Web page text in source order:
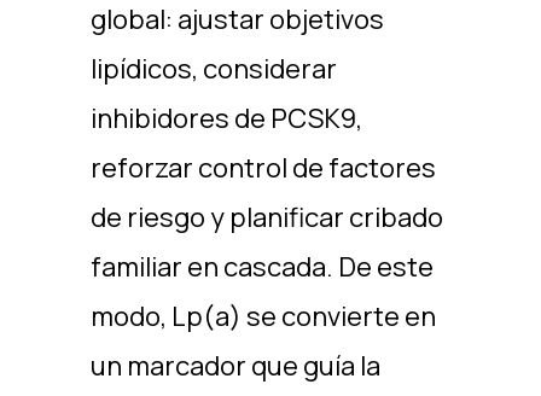
global: ajustar objetivos
lipídicos, considerar
inhibidores de PCSK9,
reforzar control de factores
de riesgo y planificar cribado
familiar en cascada. De este
modo, Lp(a) se convierte en
un marcador que guía la